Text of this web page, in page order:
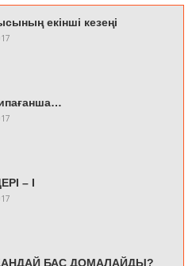
екінші кезеңі
– I
БАС ДОМАЛАЙДЫ?